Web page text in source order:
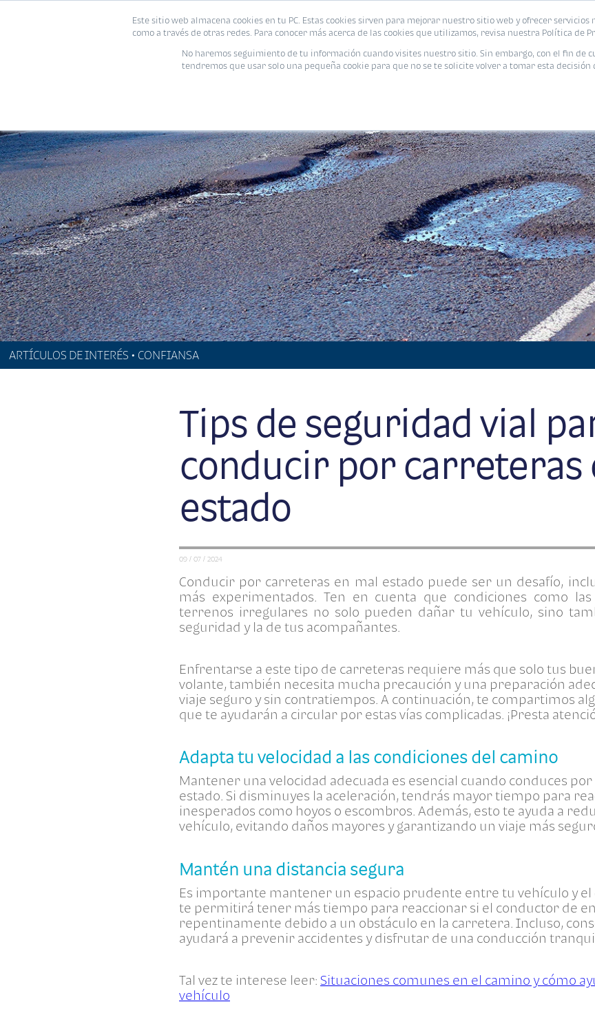
Este sitio web almacena cookies en tu PC. Estas cookies sirven para mejorar nuestro sitio web y ofrecer
como a través de otras redes. Para conocer más acerca de las cookies que utilizamos, revisa nuestra Política de
No haremos seguimiento de tu información cuando visites nuestro sitio. Sin embargo, con el fin de
tendremos que usar solo una pequeña cookie para que no se te solicite volver a tomar esta decisión
PROMOCIONES
ARTÍCULOS DE INTERÉS • CONFIANSA
Tips de seguridad vial
conducir por carreteras
estado
09 / 07 / 2024
Conducir por carreteras en mal estado puede ser un desafío,
más experimentados. Ten en cuenta que condiciones como
terrenos irregulares no solo pueden dañar tu vehículo, sino
seguridad y la de tus acompañantes.
Enfrentarse a este tipo de carreteras requiere más que solo tus
volante, también necesita mucha precaución y una preparación
viaje seguro y sin contratiempos. A continuación, te compartimos
que te ayudarán a circular por estas vías complicadas. ¡Presta
Adapta tu velocidad a las condiciones del camino
Mantener una velocidad adecuada es esencial cuando conduces
estado. Si disminuyes la aceleración, tendrás mayor tiempo para
inesperados como hoyos o escombros. Además, esto te ayuda a
vehículo, evitando daños mayores y garantizando un viaje más
Mantén una distancia segura
Es importante mantener un espacio prudente entre tu vehículo y el
te permitirá tener más tiempo para reaccionar si el conductor de
repentinamente debido a un obstáculo en la carretera. Incluso,
ayudará a prevenir accidentes y disfrutar de una conducción
Tal vez te interese leer: Situaciones comunes en el camino y cómo
vehículo